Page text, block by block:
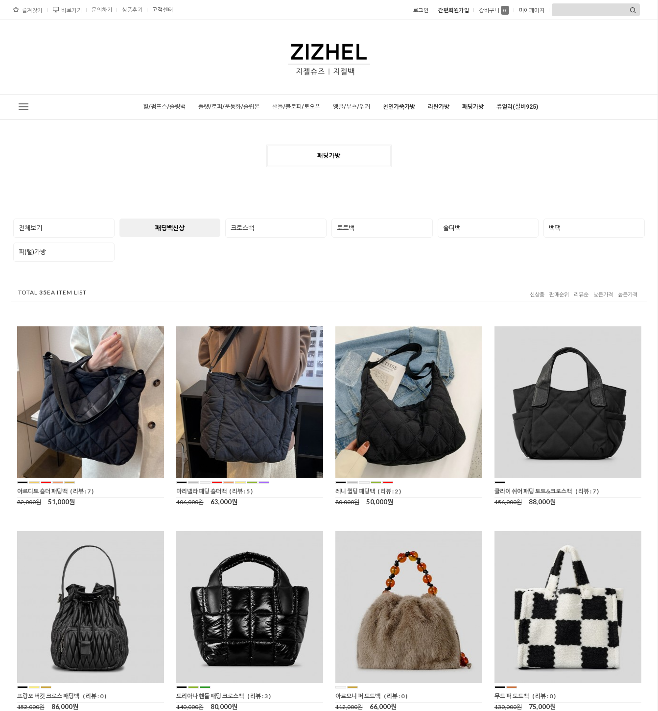
즐겨찾기 바로가기 문의하기 상품후기 고객센터 로그인 간편회원가입 장바구니 0 마이페이지
힐/펌프스/슬링백 플랫/로퍼/운동화/슬립온 샌들/블로퍼/토오픈 앵클/부츠/워커 천연가죽가방 라탄가방 패딩가방 쥬얼리(실버925)
패딩가방
전체보기 패딩백신상 크로스백 토트백 숄더백 백팩
퍼(털)가방
TOTAL 35EA ITEM LIST 신상품 판매순위 리뷰순 낮은가격 높은가격
아르디토 숄더 패딩백 ( 리뷰 : 7 )
82,000원
51,000원
마리넬라 패딩 숄더백 ( 리뷰 : 5 )
106,000원
63,000원
레니 퀼팅 패딩백 ( 리뷰 : 2 )
80,000원
50,000원
클라이 쉬어 패딩 토트&크로스백 ( 리뷰 : 7 )
156,000원
88,000원
프랑오 버킷 크로스 패딩백 ( 리뷰 : 0 )
152,000원
86,000원
도리아나 핸들 패딩 크로스백 ( 리뷰 : 3 )
140,000원
80,000원
아르모니 퍼 토트백 ( 리뷰 : 0 )
112,000원
66,000원
무드 퍼 토트백 ( 리뷰 : 0 )
130,000원
75,000원